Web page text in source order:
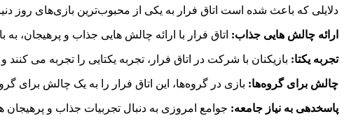
دلایلی که باعث شده است اتاق فرار به یکی از محبوب‌ترین بازی‌های روز
ارائه چالش هایی جذاب: اتاق فرار با ارائه چالش هایی جذاب و پرهیجان،
تجربه یکتا: بازیکنان با شرکت در اتاق فرار، تجربه یکتایی را تجربه می
چالش برای گروه‌ها: بازی در گروه‌ها، این اتاق فرار را به یک چالش برای
پاسخدهی به نیاز جامعه: جوامع امروزی به دنبال تجربیات جذاب و پرهیجان